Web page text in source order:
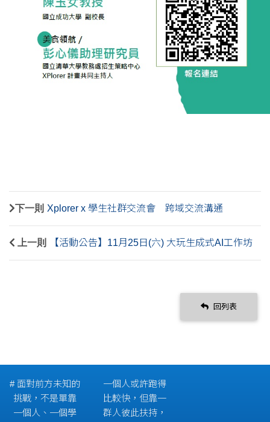
下一則 Xplorer x 學生社群交流會 跨域交流溝通
上一則 【活動公告】11月25日(六) 大玩生成式AI工作坊
回列表
# 面對前方未知的
挑戰，不是單靠
一個人、一個學
一個人或許跑得
比較快，但靠一
群人彼此扶持，